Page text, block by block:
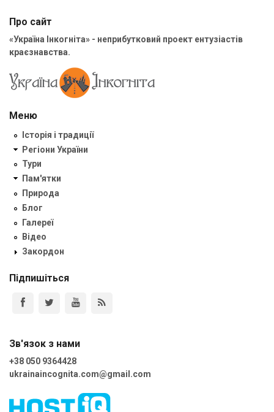
Про сайт
«Україна Інкогніта» - неприбутковий проект ентузіастів
краєзнавства.
Меню
Історія і традиції
Регіони України
Тури
Пам'ятки
Природа
Блог
Галереї
Відео
Закордон
Підпишіться
Зв'язок з нами
+38 050 9364428
ukrainaincognita.com@gmail.com